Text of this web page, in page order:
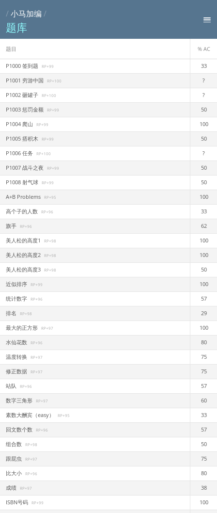
/小马加编 /
题库
题目 % AC
P1000 签到题 RP+99 33
P1001 穷游中国 RP+100 ?
P1002 砸罐子 RP+100 ?
P1003 惩罚金额 RP+99 50
P1004 爬山 RP+99 100
P1005 搭积木 RP+99 50
P1006 任务 RP+100 ?
P1007 战斗之夜 RP+99 50
P1008 射气球 RP+99 50
A+B Problems RP+95 100
高个子的人数 RP+96 33
旗手 RP+96 62
美人松的高度1 RP+98 100
美人松的高度2 RP+98 100
美人松的高度3 RP+98 50
近似排序 RP+99 100
统计数字 RP+96 57
排名 RP+98 29
最大的正方形 RP+97 100
水仙花数 RP+96 80
温度转换 RP+97 75
修正数据 RP+97 75
站队 RP+96 57
数字三角形 RP+97 60
素数大酬宾（easy） RP+95 33
回文数个数 RP+96 57
组合数 RP+98 50
跟屁虫 RP+97 75
比大小 RP+96 80
成绩 RP+97 38
ISBN号码 RP+99 100